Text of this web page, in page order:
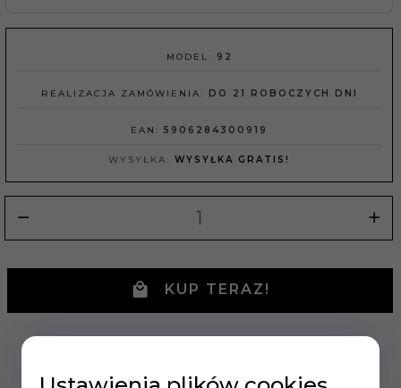
MODEL: 92
REALIZACJA ZAMÓWIENIA: DO 21 ROBOCZYCH DNI
EAN: 5906284300919
WYSYŁKA: WYSYŁKA GRATIS!
KUP TERAZ!